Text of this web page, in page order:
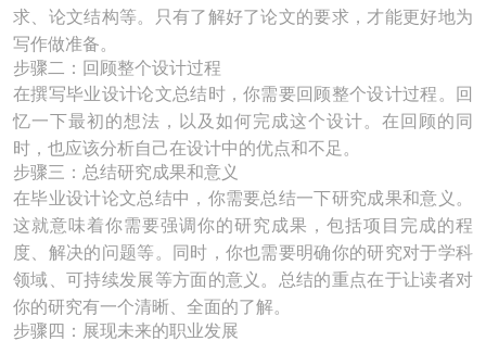
求、论文结构等。只有了解好了论文的要求，才能更好地为
写作做准备。
步骤二：回顾整个设计过程
在撰写毕业设计论文总结时，你需要回顾整个设计过程。回
忆一下最初的想法，以及如何完成这个设计。在回顾的同
时，也应该分析自己在设计中的优点和不足。
步骤三：总结研究成果和意义
在毕业设计论文总结中，你需要总结一下研究成果和意义。
这就意味着你需要强调你的研究成果，包括项目完成的程
度、解决的问题等。同时，你也需要明确你的研究对于学科
领域、可持续发展等方面的意义。总结的重点在于让读者对
你的研究有一个清晰、全面的了解。
步骤四：展现未来的职业发展